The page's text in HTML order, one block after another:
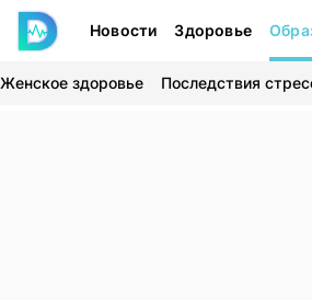
Новости Здоровье
Женское здоровье Последствия